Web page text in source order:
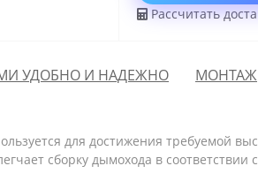
Рассчитать
УДОБНО И НАДЕЖНО МОНТАЖ
для достижения требуемой
сборку дымохода в соответствии с